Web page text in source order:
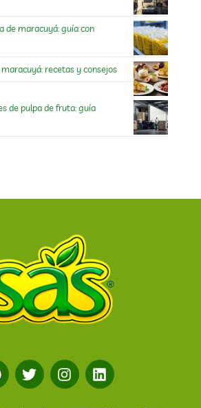
de maracuyá: guía con
recetas y consejos
de pulpa de fruta: guía